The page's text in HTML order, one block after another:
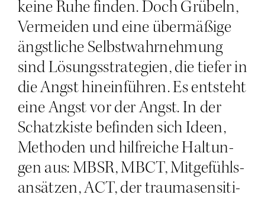
kei­ne Ruhe fin­den. Doch Grü­beln,
Ver­mei­den und eine über­mä­ßi­ge
ängst­li­che Selbst­wahr­neh­mung
sind Lösungs­stra­te­gien, die tie­fer in
die Angst hin­ein­füh­ren. Es ent­steht
eine Angst vor der Angst. In der
Schatz­kis­te befin­den sich Ideen,
Metho­den und hilf­rei­che Hal­tun­
gen aus: MBSR, MBCT, Mit­ge­fühl­s­
an­sät­zen, ACT, der trau­ma­sen­si­ti­